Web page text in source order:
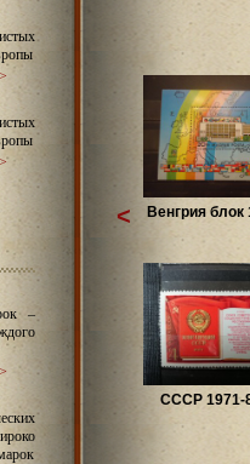
–
Венгрия блок
СССР 1971-
<